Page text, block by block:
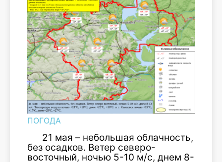
ПОГОДА
21 мая – небольшая облачность,
без осадков. Ветер северо-
восточный, ночью 5-10 м/с, днем 8-